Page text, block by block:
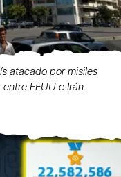
atacado por misiles
EEUU e Irán.